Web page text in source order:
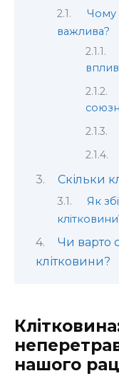
Чому
важлива?
вплив
Скільки
Як
Чи варто
клітковини?
нашого